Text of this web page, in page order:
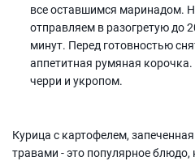
все оставшимся маринадом.
отправляем в разогретую до
минут. Перед готовностью
аппетитная румяная
черри и укропом.
Курица с картофелем,
травами - это популярное блюдо,